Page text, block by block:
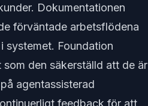
Dokumentationen
förväntade arbetsflödena
systemet. Foundation
den säkerställd att de är
agentassisterad
feedback för att